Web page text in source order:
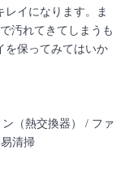
レイになります。ま
汚れてきてしまうも
を保ってみてはいか
（熱交換器） / ファ
清掃